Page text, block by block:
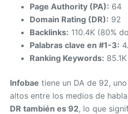
Page Authority (PA): 64
Domain Rating (DR): 92
Backlinks: 110.4K (80%
Palabras clave en #1-3:
Ranking Keywords: 85.1K
Infobae tiene un DA de 92,
altos entre los medios de
DR también es 92, lo que